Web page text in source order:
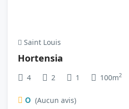
Saint Louis
Hortensia
4 2 1 100m2
0 (Aucun avis)